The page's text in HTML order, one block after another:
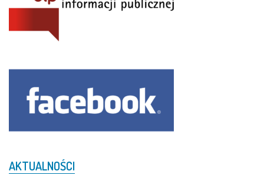
AKTUALNOŚCI